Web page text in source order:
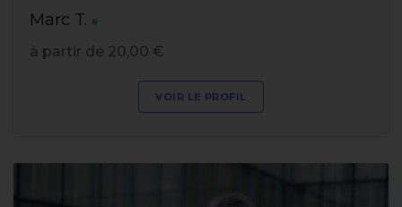
Marc T.
à partir de 20,00 €
VOIR LE PROFIL